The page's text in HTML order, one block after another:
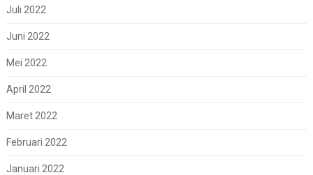
Juli 2022
Juni 2022
Mei 2022
April 2022
Maret 2022
Februari 2022
Januari 2022